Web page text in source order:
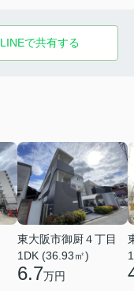
LINEで共有する
東大阪市御厨４丁目
1DK (36.93㎡)
6.7万円